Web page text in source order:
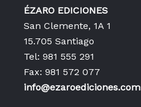
ÉZARO EDICIONES
San Clemente, 1A 1
15.705 Santiago
Tel: 981 555 291
Fax: 981 572 077
info@ezaroediciones.com